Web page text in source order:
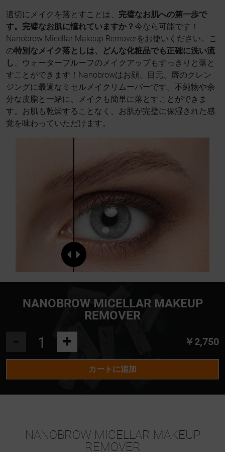
適切にメイクを落とすことは、 完璧なお肌への第一歩で
す。完璧なお肌に憧れていますか？ 今なら可能です！
Nanobrow Micellar Makeup Removerをお使いください。こ
の特別なメイク落としは、どんな化粧品でも正確に洗い流
し
、ウォータープルーフのメイクアップもすっきりと落と
すことができます！Nanobrowはお顔、目元、唇のクレン
ジングに最適なミセルメイクリムーバーです。不純物や余
分な皮脂と一緒に、メイクも簡単に落とすことができま
す。お肌も乾燥することなく、お肌が完璧に保湿された感
覚を味わっていただけます。
NANOBROW MICELLAR MAKEUP
REMOVER
+ ￥2,750
カートに追加
NANOBROW MICELLAR MAKEUP
REMOVER